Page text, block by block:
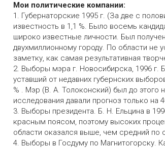
Мои политические компании:
1. Губернаторские 1995 г. (За две с
известность в 1,1 %. Было восемь
широко известные личности. Был
двухмиллионному городу. По области не
заметку, как самая результативная
2. Выборы мэра г. Новосибирска, 1996 г.
уставший от недавних губернских
% . Мэр (В. А. Толоконский) был до этого
исследования давали прогноз только
3. Выборы президента. Б. Н. Ельцина в
красным поясом, поэтому высоких
области оказался выше, чем средний по
4. Выборы в Госдуму по Магнитогорску.